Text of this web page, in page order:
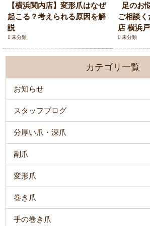
【横浜関内店】変形爪はなぜ
起こる？考えられる原因を解
説
未分類
足のお
ご相談
店 横浜戸
未分類
カテゴリ一覧
お知らせ
スタッフブログ
分厚い爪・深爪
副爪
変形爪
巻き爪
手の巻き爪